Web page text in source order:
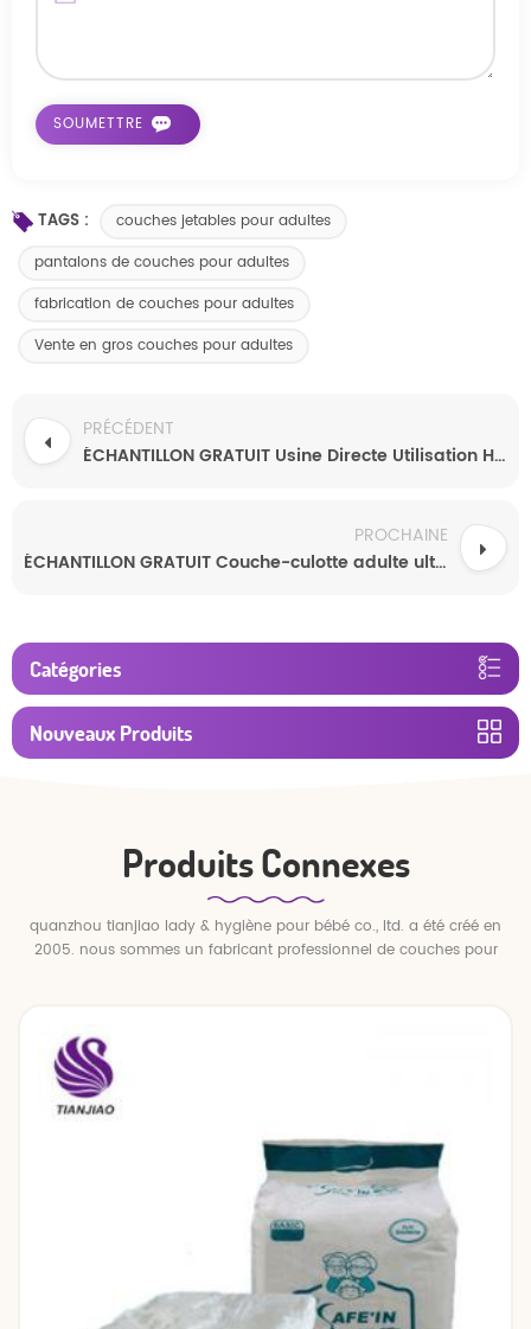
TAGS :
couches jetables pour adultes
pantalons de couches pour adultes
fabrication de couches pour adultes
Vente en gros couches pour adultes
PRÉCÉDENT
ÉCHANTILLON GRATUIT Usine Directe Utilisation Hospitalière Bon Marché Couches Adultes Jetables
PROCHAINE
ÉCHANTILLON GRATUIT Couche-culotte adulte ultra épaisse bon marché, couche-culotte jetable pour adulte
Catégories
Nouveaux Produits
Produits Connexes
quanzhou tianjiao lady & hygiène pour bébé co., ltd. a été créé en
2005. nous sommes un fabricant professionnel de couches pour